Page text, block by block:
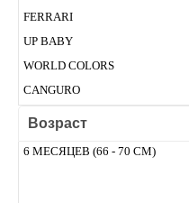
FERRARI
UP BABY
WORLD COLORS
CANGURO
Возраст
6 МЕСЯЦЕВ (66 - 70 СМ)